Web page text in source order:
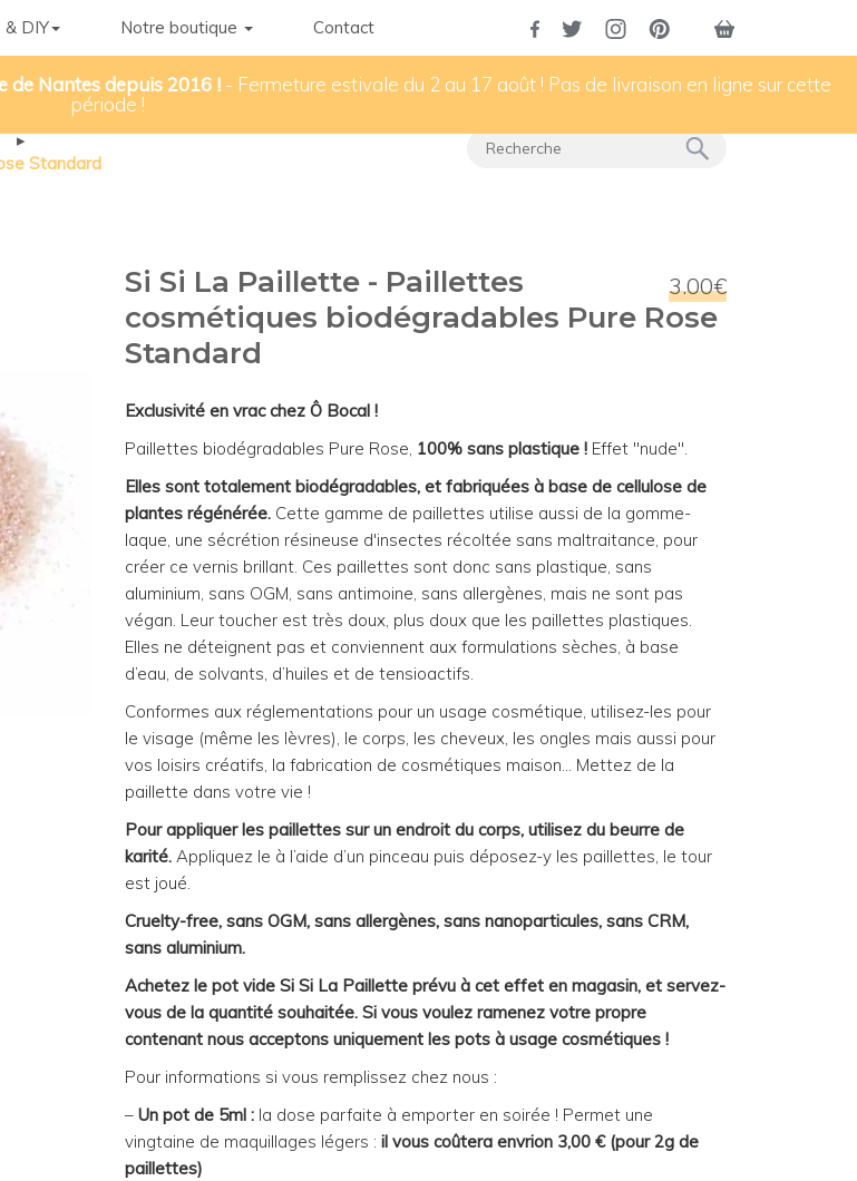
DIY Notre boutique Contact
de Nantes depuis 2016 ! - Fermeture estivale du 2 au 17 août ! Pas de livraison en ligne sur cette
période !
▸
Standard
3.00€
Si Si La Paillette - Paillettes
cosmétiques biodégradables Pure Rose
Standard
Exclusivité en vrac chez Ô Bocal !
Paillettes biodégradables Pure Rose, 100% sans plastique ! Effet "nude".
Elles sont totalement biodégradables, et fabriquées à base de cellulose de
plantes régénérée. Cette gamme de paillettes utilise aussi de la gomme-
laque, une sécrétion résineuse d'insectes récoltée sans maltraitance, pour
créer ce vernis brillant. Ces paillettes sont donc sans plastique, sans
aluminium, sans OGM, sans antimoine, sans allergènes, mais ne sont pas
végan. Leur toucher est très doux, plus doux que les paillettes plastiques.
Elles ne déteignent pas et conviennent aux formulations sèches, à base
d’eau, de solvants, d’huiles et de tensioactifs.
Conformes aux réglementations pour un usage cosmétique, utilisez-les pour
le visage (même les lèvres), le corps, les cheveux, les ongles mais aussi pour
vos loisirs créatifs, la fabrication de cosmétiques maison... Mettez de la
paillette dans votre vie !
Pour appliquer les paillettes sur un endroit du corps, utilisez du beurre de
karité. Appliquez le à l’aide d’un pinceau puis déposez-y les paillettes, le tour
est joué.
Cruelty-free, sans OGM, sans allergènes, sans nanoparticules, sans CRM,
sans aluminium.
Achetez le pot vide Si Si La Paillette prévu à cet effet en magasin, et servez-
vous de la quantité souhaitée. Si vous voulez ramenez votre propre
contenant nous acceptons uniquement les pots à usage cosmétiques !
Pour informations si vous remplissez chez nous :
– Un pot de 5ml : la dose parfaite à emporter en soirée ! Permet une
vingtaine de maquillages légers : il vous coûtera envrion 3,00 € (pour 2g de
paillettes)